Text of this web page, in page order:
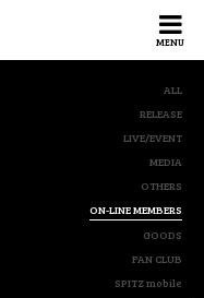
MENU
ALL
RELEASE
LIVE/EVENT
MEDIA
OTHERS
ON-LINE MEMBERS
GOODS
FAN CLUB
SPITZ mobile